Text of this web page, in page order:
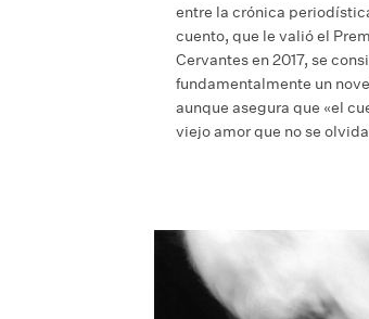
entre la crónica
cuento, que le valió el
Cervantes en 2017, se
fundamentalmente un
aunque asegura que «el
viejo amor que no se